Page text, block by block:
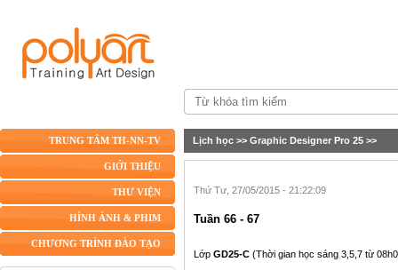
TRUNG TÂM TH-NN-TV
GIỚI THIỆU
THƯ VIỆN
HÌNH ẢNH & PHIM
CHƯƠNG TRÌNH ĐÀO TẠO
Lịch học >> Graphic Designer Pro 25 >>
Thứ Tư, 27/05/2015 - 21:22:09
Tuần 66 - 67
Lớp GD25-C (Thời gian học sáng 3,5,7 từ